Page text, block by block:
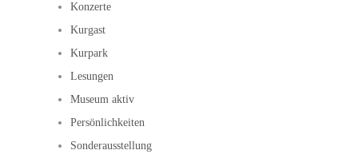
Konzerte
Kurgast
Kurpark
Lesungen
Museum aktiv
Persönlichkeiten
Sonderausstellung